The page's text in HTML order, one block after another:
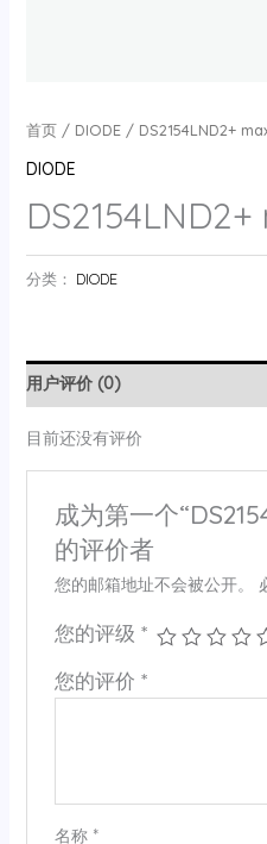
首页/ DIODE/ DS2154LND2+
DIODE
分类： DIODE
用户评价 (0)
目前还没有评价
成为第一个
的评价者
您的邮箱地址不会被公开。
您的评级 *
您的评价 *
名称 *